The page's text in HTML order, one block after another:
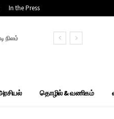
In the Press
நிலம்
தொழில் & வணிகம்